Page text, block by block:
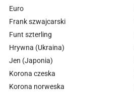
Euro
Frank szwajcarski
Funt szterling
Hrywna (Ukraina)
Jen (Japonia)
Korona czeska
Korona norweska